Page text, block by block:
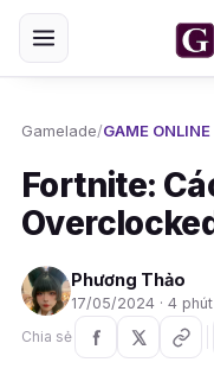
Gamelade/GAME
Fortnite:
Phương Thảo
17/05/2024 · 4
Chia sẻ